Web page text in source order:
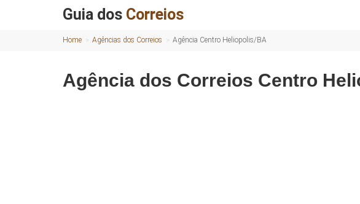
Guia dos Correios
Home Agências dos Correios Agência Centro Heliopolis/BA
Agência dos Correios Centro